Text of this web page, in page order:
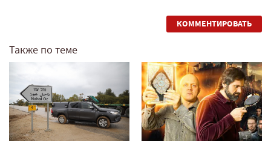
КОММЕНТИРОВАТЬ
Также по теме